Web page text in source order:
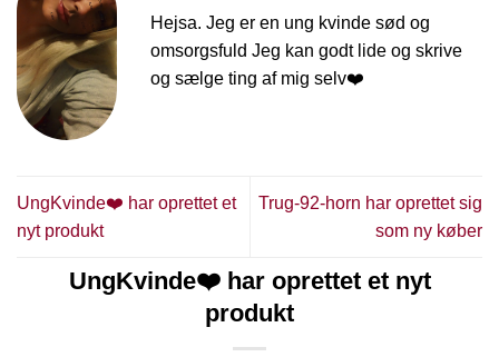
Hejsa. Jeg er en ung kvinde sød og
omsorgsfuld Jeg kan godt lide og skrive
og sælge ting af mig selv❤️
UngKvinde❤️ har oprettet et
nyt produkt
Trug-92-horn har oprettet sig
som ny køber
UngKvinde❤️ har oprettet et nyt
produkt